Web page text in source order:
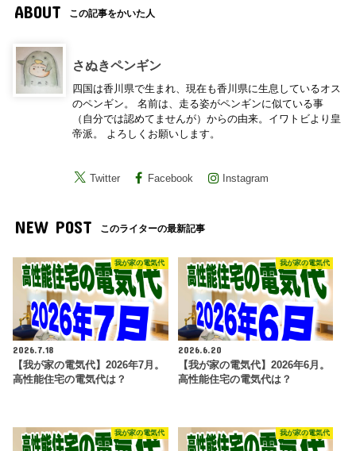
ABOUT この記事をかいた人
さぬきペンギン
四国は香川県で生まれ、現在も香川県に生息しているオス
のペンギン。 名前は、走る姿がペンギンに似ている事
（自分では認めてませんが）からの由来。イワトビより皇
帝派。 よろしくお願いします。
Twitter Facebook Instagram
NEW POST このライターの最新記事
我が家の電気代
2026.7.18
【我が家の電気代】2026年7月。
高性能住宅の電気代は？
我が家の電気代
2026.6.20
【我が家の電気代】2026年6月。
高性能住宅の電気代は？
我が家の電気代 我が家の電気代